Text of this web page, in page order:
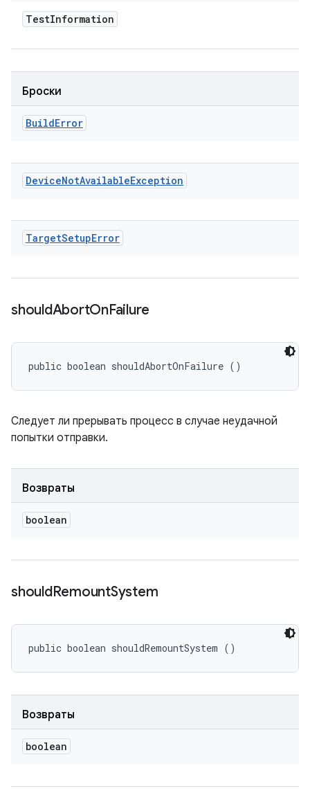
TestInformation
Броски
BuildError
DeviceNotAvailableException
TargetSetupError
shouldAbortOnFailure
public boolean shouldAbortOnFailure ()
Следует ли прерывать процесс в случае неудачной
попытки отправки.
Возвраты
boolean
shouldRemountSystem
public boolean shouldRemountSystem ()
Возвраты
boolean